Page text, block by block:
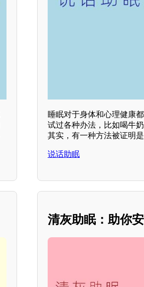
睡眠对于身体和心理健康
试过各种办法，比如喝牛
其实，有一种方法被证明
说话助眠
清灰助眠：助你